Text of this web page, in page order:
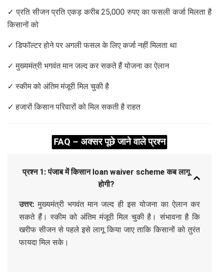
✓ प्रति सीजन प्रति एकड़ करीब 25,000 रुपए का फसली कर्जा मिलता है
किसानों को
✓ डिफॉल्टर होने पर अगली फसल के लिए कर्जा नहीं मिलता था
✓ मुख्यमंत्री भगवंत मान जल्द कर सकते हैं योजना का ऐलान
✓ स्कीम को अंतिम मंजूरी मिल चुकी है
✓ हजारों किसान परिवारों को मिल सकती है राहत
FAQ – अक्सर पूछे जाने वाले प्रश्न
प्रश्न 1: पंजाब में किसान loan waiver scheme कब लागू
होगी?
उत्तर: मुख्यमंत्री भगवंत मान जल्द ही इस योजना का ऐलान कर
सकते हैं। स्कीम को अंतिम मंजूरी मिल चुकी है। संभावना है कि
खरीफ सीजन से पहले इसे लागू किया जाए ताकि किसानों को तुरंत
फायदा मिल सके।